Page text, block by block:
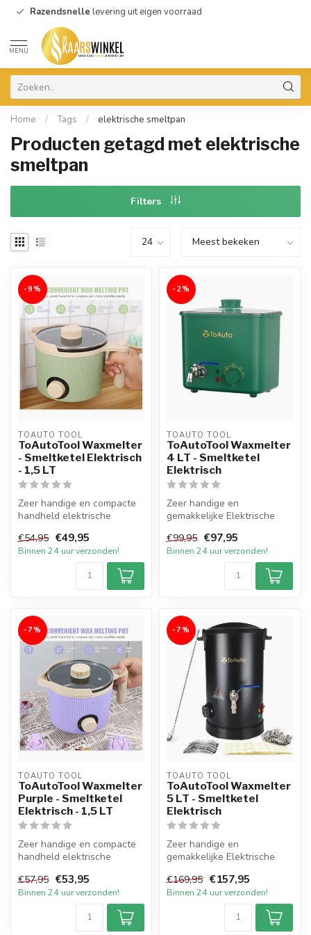
Razendsnelle levering uit eigen voorraad
MENU
Home / Tags / elektrische smeltpan
Producten getagd met elektrische
smeltpan
Filters
-9%
TOAUTO TOOL
ToAutoTool Waxmelter
- Smeltketel Elektrisch
- 1,5 LT
Zeer handige en compacte
handheld elektrische
schenktuit me...
€54,95 €49,95
Binnen 24 uur verzonden!
-2%
TOAUTO TOOL
ToAutoTool Waxmelter
4 LT - Smeltketel
Elektrisch
Zeer handige en
gemakkelijke Elektrische
van 4 liter v...
€99,95 €97,95
Binnen 24 uur verzonden!
-7%
TOAUTO TOOL
ToAutoTool Waxmelter
Purple - Smeltketel
Elektrisch - 1,5 LT
Zeer handige en compacte
handheld elektrische
kleur Pa...
€57,95 €53,95
Binnen 24 uur verzonden!
-7%
TOAUTO TOOL
ToAutoTool Waxmelter
5 LT - Smeltketel
Elektrisch
Zeer handige en
gemakkelijke Elektrische
van 5 liter v...
€169,95 €157,95
Binnen 24 uur verzonden!